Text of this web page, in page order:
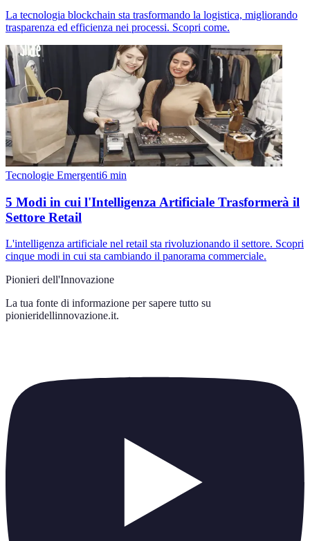
La tecnologia blockchain sta trasformando la logistica, migliorando
trasparenza ed efficienza nei processi. Scopri come.
Tecnologie Emergenti6 min
5 Modi in cui l'Intelligenza Artificiale Trasformerà il
Settore Retail
L'intelligenza artificiale nel retail sta rivoluzionando il settore. Scopri
cinque modi in cui sta cambiando il panorama commerciale.
Pionieri dell'Innovazione
La tua fonte di informazione per sapere tutto su
pionieridellinnovazione.it.